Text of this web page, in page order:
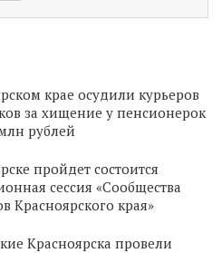
крае осудили курьеров
за хищение у пенсионерок
рублей
пройдет состоится
сессия «Сообщества
Красноярского края»
Красноярска провели